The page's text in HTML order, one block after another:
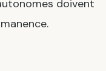
doivent